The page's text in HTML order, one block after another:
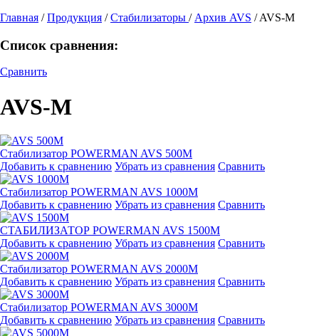
Главная /Продукция /Стабилизаторы / Архив AVS /AVS-M
Список сравнения:
Сравнить
AVS-M
Стабилизатор POWERMAN AVS 500M
Добавить к сравнению Убрать из сравнения Сравнить
Стабилизатор POWERMAN AVS 1000M
Добавить к сравнению Убрать из сравнения Сравнить
СТАБИЛИЗАТОР POWERMAN AVS 1500M
Добавить к сравнению Убрать из сравнения Сравнить
Стабилизатор POWERMAN AVS 2000M
Добавить к сравнению Убрать из сравнения Сравнить
Стабилизатор POWERMAN AVS 3000M
Добавить к сравнению Убрать из сравнения Сравнить